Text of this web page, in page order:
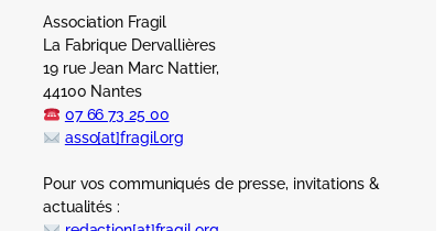
Association Fragil
La Fabrique Dervallières
19 rue Jean Marc Nattier,
44100 Nantes
07 66 73 25 00
asso[at]fragil.org
Pour vos communiqués de presse, invitations &
actualités :